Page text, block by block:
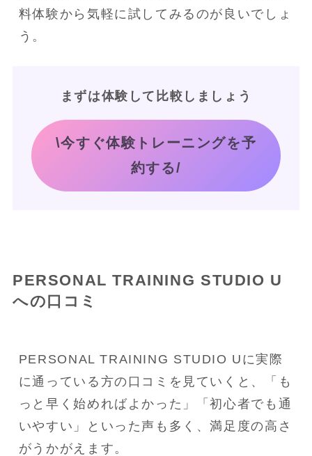
料体験から気軽に試してみるのが良いでしょ
う。
まずは体験して比較しましょう
\今すぐ体験トレーニングを予
約する/
PERSONAL TRAINING STUDIO U
への口コミ
PERSONAL TRAINING STUDIO Uに実際
に通っている方の口コミを見ていくと、「も
っと早く始めればよかった」「初心者でも通
いやすい」といった声も多く、満足度の高さ
がうかがえます。